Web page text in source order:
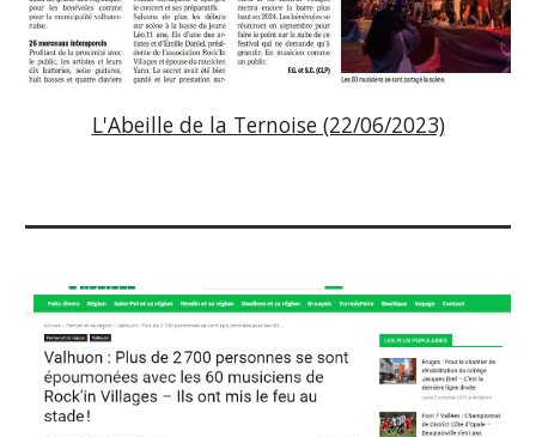
L'Abeille de la Ternoise (22/06/2023)